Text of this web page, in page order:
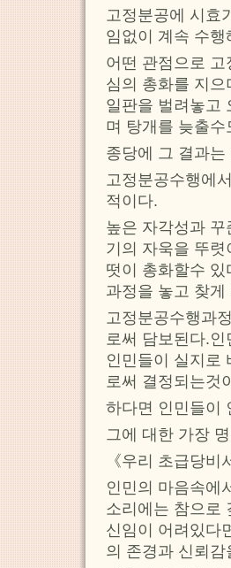
고정분공에 시효
임없이 계속 수
어떤 관점으로
심의 총화를 지
일판을 벌려놓고
며 탕개를 늦출수
종당에 그 결과
고정분공수행에
적이다.
높은 자각성과
기의 자욱을 뚜
떳이 총화할수
과정을 놓고 찾
고정분공수행과
로써 담보된다.
인민들이 실지로
로써 결정되는것
하다면 인민들이
그에 대한 가장
《우리 초급당비
인민의 마음속에
소리에는 참으로
신임이 어려있다
의 존경과 신뢰감